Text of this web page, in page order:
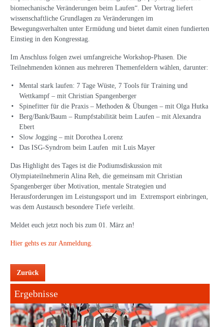
biomechanische Veränderungen beim Laufen“. Der Vortrag liefert
wissenschaftliche Grundlagen zu Veränderungen im
Bewegungsverhalten unter Ermüdung und bietet damit einen fundierten
Einstieg in den Kongresstag.
Im Anschluss folgen zwei umfangreiche Workshop-Phasen. Die
Teilnehmenden können aus mehreren Themenfeldern wählen, darunter:
Mental stark laufen: 7 Tage Wüste, 7 Tools für Training und
Wettkampf – mit Christian Spangenberger
Spinefitter für die Praxis – Methoden & Übungen – mit Olga Hutka
Berg/Bank/Baum – Rumpfstabilität beim Laufen – mit Alexandra
Ebert
Slow Jogging – mit Dorothea Lorenz
Das ISG-Syndrom beim Laufen mit Luis Mayer
Das Highlight des Tages ist die Podiumsdiskussion mit
Olympiateilnehmerin Alina Reh, die gemeinsam mit Christian
Spangenberger über Motivation, mentale Strategien und
Herausforderungen im Leistungssport und im Extremsport einbringen,
was dem Austausch besondere Tiefe verleiht.
Meldet euch jetzt noch bis zum 01. März an!
Hier gehts es zur Anmeldung.
Zurück
Ergebnisse